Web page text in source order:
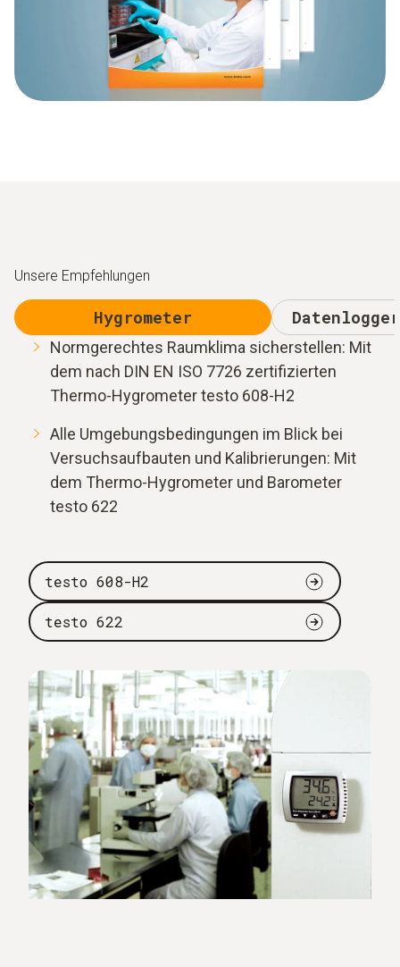
Unsere Empfehlungen
Hygrometer
Normgerechtes Raumklima sicherstellen: Mit
dem nach DIN EN ISO 7726 zertifizierten
Thermo-Hygrometer testo 608-H2
Alle Umgebungsbedingungen im Blick bei
Versuchsaufbauten und Kalibrierungen: Mit
dem Thermo-Hygrometer und Barometer
testo 622
testo 608-H2
testo 622